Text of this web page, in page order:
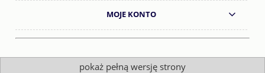
MOJE KONTO
pokaż pełną wersję strony